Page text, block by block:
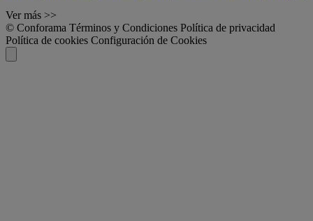
Ver más >>
© Conforama Términos y Condiciones Política de privacidad
Política de cookies Configuración de Cookies